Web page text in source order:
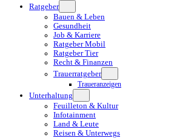
Ratgeber
Bauen & Leben
Gesundheit
Job & Karriere
Ratgeber Mobil
Ratgeber Tier
Recht & Finanzen
Trauerratgeber
Traueranzeigen
Unterhaltung
Feuilleton & Kultur
Infotainment
Land & Leute
Reisen & Unterwegs